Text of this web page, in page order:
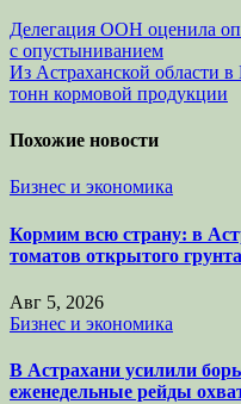
Навигация
по
записям
Делегация ООН оценила
с опустыниванием
Из Астраханской области
тонн кормовой продукции
Похожие новости
Бизнес и экономика
Кормим всю страну: в
томатов открытого грунта
Авг 5, 2026
Бизнес и экономика
В Астрахани усилили
еженедельные рейды